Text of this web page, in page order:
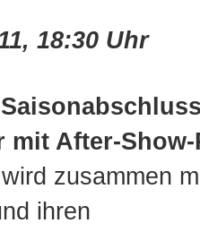
18:30 Uhr
mit After-Show-
zusammen
ihren